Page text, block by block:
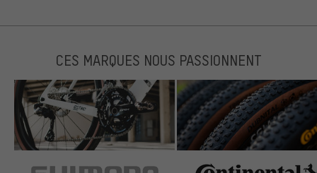
CES MARQUES NOUS PASSIONNENT